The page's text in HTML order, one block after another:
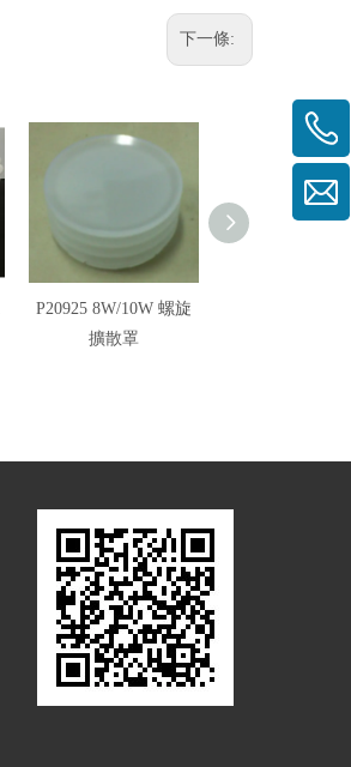
下一條:
P20925 8W/10W 螺旋
擴散罩